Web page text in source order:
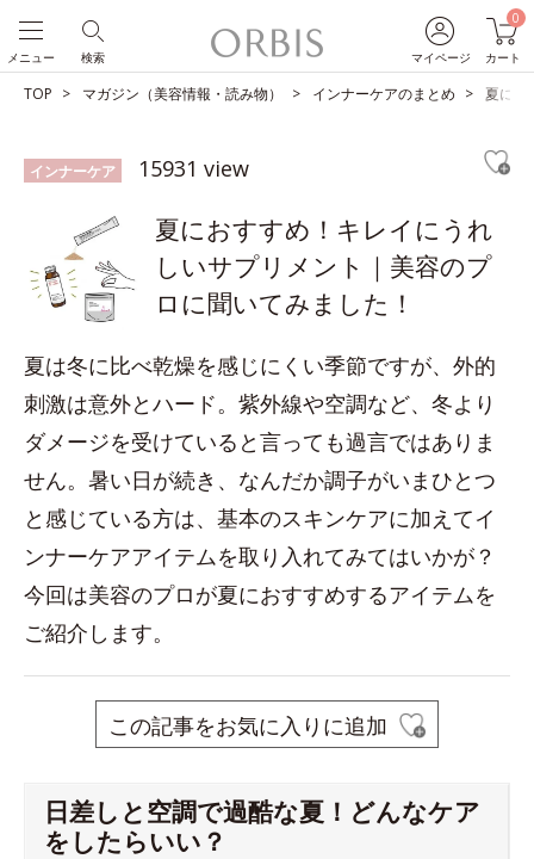
マイページ
0
カート
検索
メニュー
TOP マガジン（美容情報・読み物） インナーケアのまとめ 夏にお
インナーケア 15931 view
夏におすすめ！キレイにうれ
しいサプリメント｜美容のプ
ロに聞いてみました！
夏は冬に比べ乾燥を感じにくい季節ですが、外的
刺激は意外とハード。紫外線や空調など、冬より
ダメージを受けていると言っても過言ではありま
せん。暑い日が続き、なんだか調子がいまひとつ
と感じている方は、基本のスキンケアに加えてイ
ンナーケアアイテムを取り入れてみてはいかが？
今回は美容のプロが夏におすすめするアイテムを
ご紹介します。
この記事をお気に入りに追加
日差しと空調で過酷な夏！どんなケア
をしたらいい？